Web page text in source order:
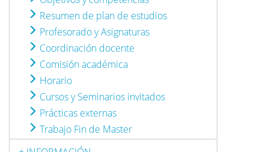
Resumen de plan de estudios
Profesorado y Asignaturas
Coordinación docente
Comisión académica
Horario
Cursos y Seminarios invitados
Prácticas externas
Trabajo Fin de Master